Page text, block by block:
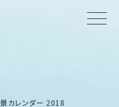
カレンダー 2018